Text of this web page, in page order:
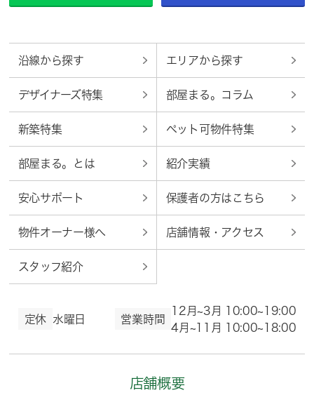
沿線から探す エリアから探す
デザイナーズ特集 部屋まる。コラム
新築特集 ペット可物件特集
部屋まる。とは 紹介実績
安心サポート 保護者の方はこちら
物件オーナー様へ 店舗情報・アクセス
スタッフ紹介
定休 水曜日 営業時間
12月~3月 10:00~19:00
4月~11月 10:00~18:00
店舗概要